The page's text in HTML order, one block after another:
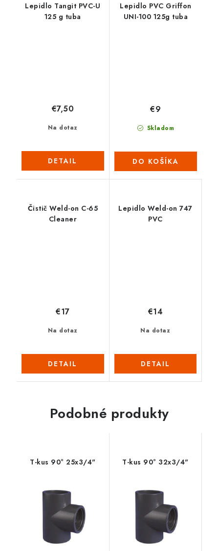
Lepidlo Tangit PVC-U
125 g tuba
Na dotaz
€7,50
DETAIL
Lepidlo PVC Griffon
UNI-100 125g tuba
Skladom
€9
DO KOŠÍKA
Čistič Weld-on C-65
Cleaner
Na dotaz
€17
DETAIL
Lepidlo Weld-on 747
PVC
Na dotaz
€14
DETAIL
Podobné produkty
T-kus 90° 25x3/4" T-kus 90° 32x3/4"